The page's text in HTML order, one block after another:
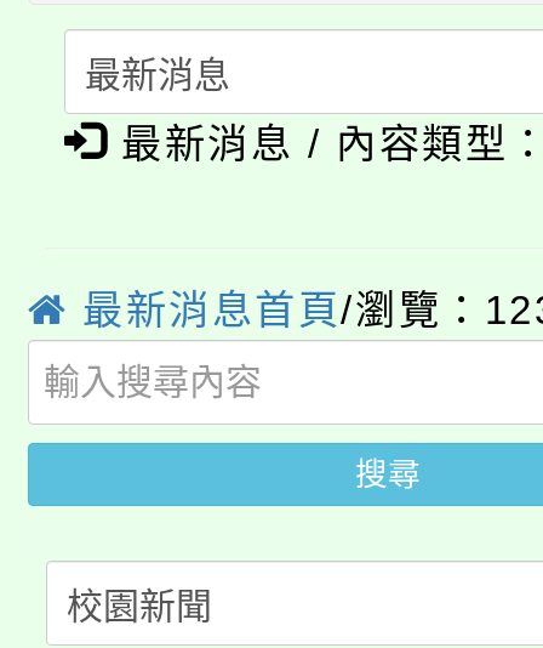
系所師生報名參加。
踴躍報名參加。
展演活動實施計畫」
115年度「教育部表揚
義教育推展貢獻獎」
公告本校115學年度第
代理(課)教師甄選結果(
「2026金融保險知識
生本土語及新住民語歌
代理(課)教師甄選結果(
公告本校115學年度第
代理(課)教師甄選結果(
轉知中國文化大學推廣
《TA101》溝通分析基
心理、諮商輔導、社會
轉知苗栗縣政府辦理
門員」簡章及活動海報
桃園市115學年度學生
要點
「桃園市補助參觀特色
115年度「教育部表揚
最新消息 / 內容類型
最新消息首頁/瀏覽：
搜尋